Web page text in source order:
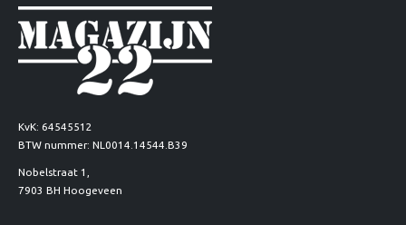
KvK: 64545512
BTW nummer: NL0014.14544.B39
Nobelstraat 1,
7903 BH Hoogeveen